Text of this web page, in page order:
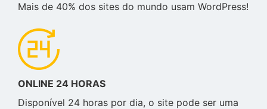
Mais de 40% dos sites do mundo usam WordPress!
ONLINE 24 HORAS
Disponível 24 horas por dia, o site pode ser uma